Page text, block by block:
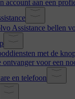
account aan een
Assistance bellen
met de
ontvanger voor een
en telefoon